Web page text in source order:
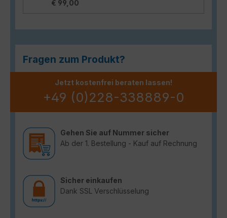
€ 99,00
Fragen zum Produkt?
Jetzt kostenfrei beraten lassen!
+49 (0)228-338889-0
Gehen Sie auf Nummer sicher
Ab der 1. Bestellung - Kauf auf Rechnung
Sicher einkaufen
Dank SSL Verschlüsselung